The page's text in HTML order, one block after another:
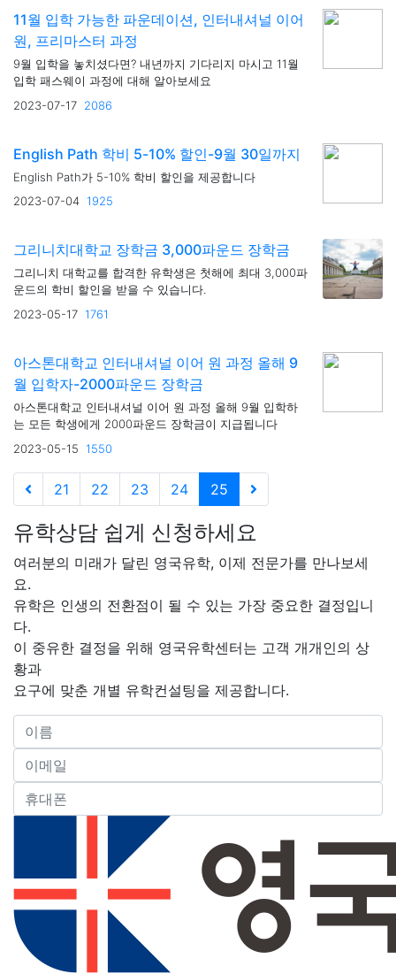
11월 입학 가능한 파운데이션, 인터내셔널 이어
원, 프리마스터 과정
9월 입학을 놓치셨다면? 내년까지 기다리지 마시고 11월
입학 패스웨이 과정에 대해 알아보세요
2023-07-17 2086
English Path 학비 5-10% 할인-9월 30일까지
English Path가 5-10% 학비 할인을 제공합니다
2023-07-04 1925
그리니치대학교 장학금 3,000파운드 장학금
그리니치 대학교를 합격한 유학생은 첫해에 최대 3,000파
운드의 학비 할인을 받을 수 있습니다.
2023-05-17 1761
아스톤대학교 인터내셔널 이어 원 과정 올해 9
월 입학자-2000파운드 장학금
아스톤대학교 인터내셔널 이어 원 과정 올해 9월 입학하
는 모든 학생에게 2000파운드 장학금이 지급됩니다
2023-05-15 1550
21 22 23 24 25
유학상담 쉽게 신청하세요
여러분의 미래가 달린 영국유학, 이제 전문가를 만나보세
요.
유학은 인생의 전환점이 될 수 있는 가장 중요한 결정입니
다.
이 중유한 결정을 위해 영국유학센터는 고객 개개인의 상
황과
요구에 맞춘 개별 유학컨설팅을 제공합니다.